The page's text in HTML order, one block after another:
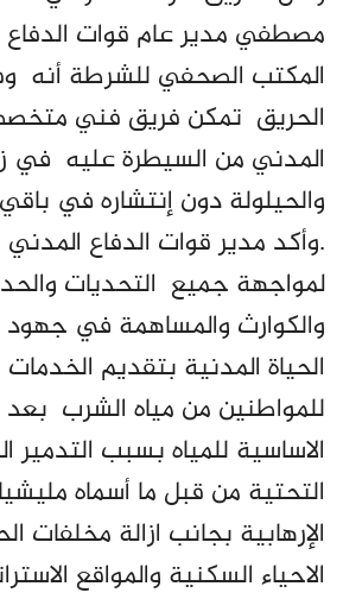
مصطفي مدير عام قوات
المكتب الصحفي للشرطة أنه
الحريق تمكن فريق فني
المدني من السيطرة عليه في
والحيلولة دون إنتشاره في
.وأكد مدير قوات الدفاع
لمواجهة جميع التحديات
والكوارث والمساهمة في جهود
الحياة المدنية بتقديم الخدمات
للمواطنين من مياه الشرب بعد
الاساسية للمياه بسبب التدمير
التحتية من قبل ما أسماه
الإرهابية بجانب ازالة مخلفات
الاحياء السكنية والمواقع